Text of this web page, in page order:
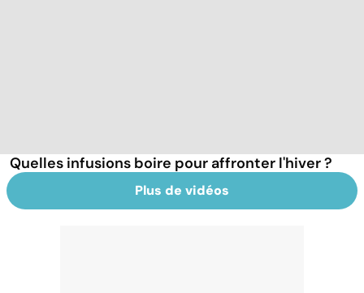
Quelles infusions boire pour affronter l'hiver ?
Plus de vidéos